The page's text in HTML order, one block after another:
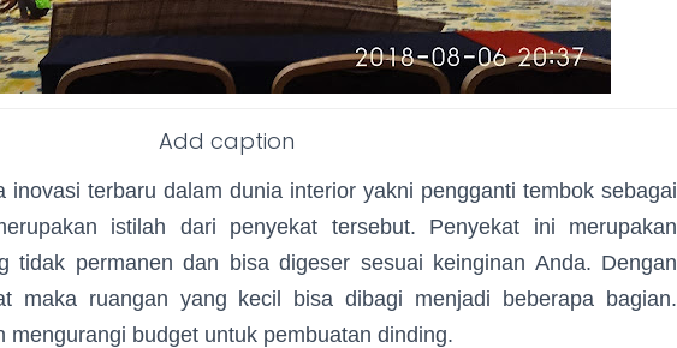
Add caption
terbaru dalam dunia interior yakni pengganti tembok sebagai
istilah dari penyekat tersebut. Penyekat ini merupakan
tidak permanen dan bisa digeser sesuai keinginan Anda. Dengan
maka ruangan yang kecil bisa dibagi menjadi beberapa bagian.
mengurangi budget untuk pembuatan dinding.